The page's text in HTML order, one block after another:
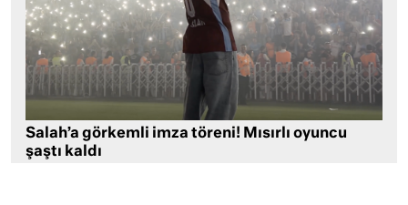
Salah’a görkemli imza töreni! Mısırlı oyuncu
şaştı kaldı